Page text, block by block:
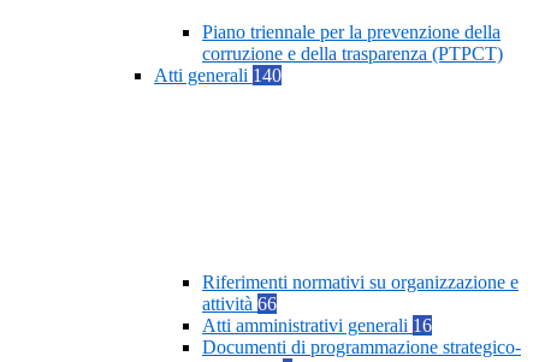
Piano triennale per la prevenzione della
corruzione e della trasparenza (PTPCT)
Atti generali 140
Riferimenti normativi su organizzazione e
attività 66
Atti amministrativi generali 16
Documenti di programmazione strategico-